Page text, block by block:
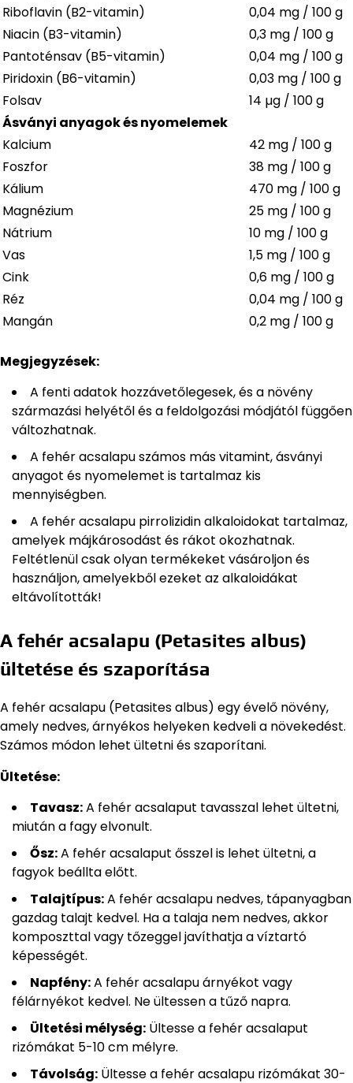
Riboflavin (B2-vitamin)
0,04 mg / 100 g
Niacin (B3-vitamin)
0,3 mg / 100 g
Pantoténsav (B5-vitamin)
0,04 mg / 100 g
Piridoxin (B6-vitamin)
0,03 mg / 100 g
Folsav
14 µg / 100 g
Ásványi anyagok és nyomelemek
Kalcium
42 mg / 100 g
Foszfor
38 mg / 100 g
Kálium
470 mg / 100 g
Magnézium
25 mg / 100 g
Nátrium
10 mg / 100 g
Vas
1,5 mg / 100 g
Cink
0,6 mg / 100 g
Réz
0,04 mg / 100 g
Mangán
0,2 mg / 100 g
Megjegyzések:
A fenti adatok hozzávetőlegesek, és a növény
származási helyétől és a feldolgozási módjától függően
változhatnak.
A fehér acsalapu számos más vitamint, ásványi
anyagot és nyomelemet is tartalmaz kis
mennyiségben.
A fehér acsalapu pirrolizidin alkaloidokat tartalmaz,
amelyek májkárosodást és rákot okozhatnak.
Feltétlenül csak olyan termékeket vásároljon és
használjon, amelyekből ezeket az alkaloidákat
eltávolították!
A fehér acsalapu (Petasites albus)
ültetése és szaporítása
A fehér acsalapu (Petasites albus) egy évelő növény,
amely nedves, árnyékos helyeken kedveli a növekedést.
Számos módon lehet ültetni és szaporítani.
Ültetése:
Tavasz:A fehér acsalaput tavasszal lehet ültetni,
miután a fagy elvonult.
Ősz:A fehér acsalaput ősszel is lehet ültetni, a
fagyok beállta előtt.
Talajtípus:A fehér acsalapu nedves, tápanyagban
gazdag talajt kedvel. Ha a talaja nem nedves, akkor
komposzttal vagy tőzeggel javíthatja a víztartó
képességét.
Napfény:A fehér acsalapu árnyékot vagy
félárnyékot kedvel. Ne ültessen a tűző napra.
Ültetési mélység: Ültesse a fehér acsalaput
rizómákat 5-10 cm mélyre.
Távolság: Ültesse a fehér acsalapu rizómákat 30-